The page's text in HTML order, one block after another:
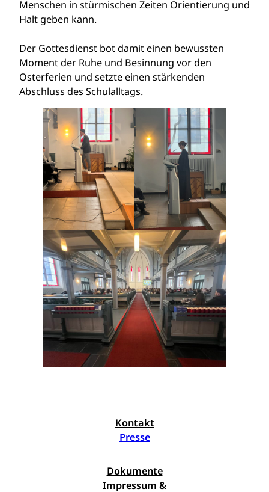
Menschen in stürmischen Zeiten Orientierung und
Halt geben kann.
Der Gottesdienst bot damit einen bewussten
Moment der Ruhe und Besinnung vor den
Osterferien und setzte einen stärkenden
Abschluss des Schulalltags.
Kontakt
Presse
Dokumente
Impressum &